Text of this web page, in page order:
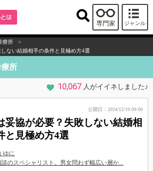
ジャンル
専門家
療所
>
ない結婚相手の条件と見極め方4選
所
10,067 人がイイネしました♪
公開日：2024/12/19 09:00
妥協が必要？失敗しない結婚相
と見極め方4選
ゆに
談のスペシャリスト。男女問わず幅広い層か...